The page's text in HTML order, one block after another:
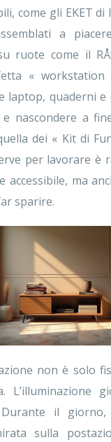
come gli EKET di
a
ruote come il
« workstation
laptop, quaderni e
nascondere a
dei « Kit di
per lavorare è
accessibile, ma
sparire.
non è solo
L’illuminazione
Durante il
sulla